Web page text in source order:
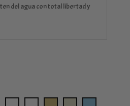
del agua con total libertad y